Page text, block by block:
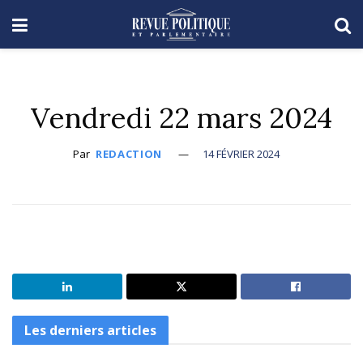
Vendredi 22 mars 2024
Par REDACTION 14 FÉVRIER 2024
Les derniers articles